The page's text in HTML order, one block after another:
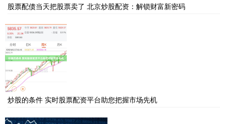
股票配债当天把股票卖了 北京炒股配资：解锁财富新密码
炒股的条件 实时股票配资平台助您把握市场先机